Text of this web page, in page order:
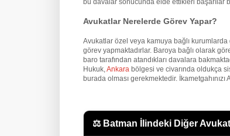
bu davalar sonucunda elde ettikleri başarılar
Avukatlar Nerelerde Görev Yapar?
Avukatlar özel veya kamuya bağlı
görev yapmaktadırlar. Baroya bağlı olarak
baro tarafından atandıkları davalara
Hukuk,Ankara bölgesi ve civarında oldukça
burada olması gerekmektedir.
⚖️ Batman İlindeki Diğer